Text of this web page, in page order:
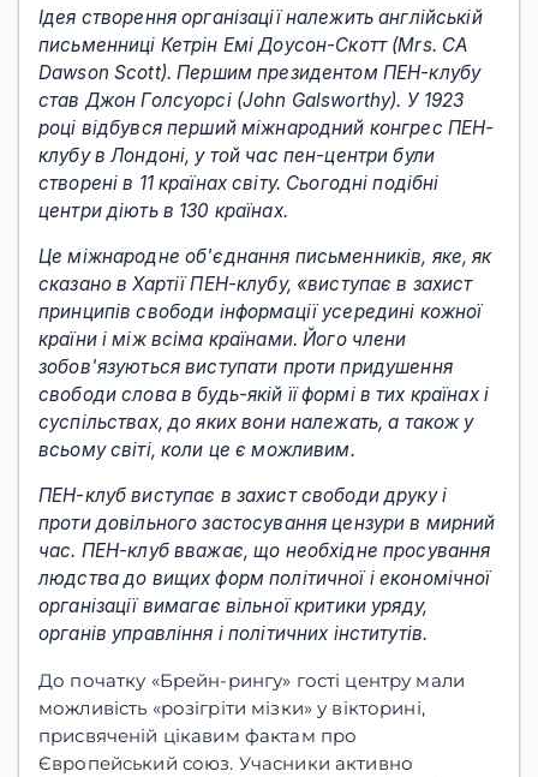
Ідея створення організації належить англійській
письменниці Кетрін Емі Доусон-Скотт (Mrs. CA
Dawson Scott). Першим президентом ПЕН-клубу
став Джон Голсуорсі (John Galsworthy). У 1923
році відбувся перший міжнародний конгрес ПЕН-
клубу в Лондоні, у той час пен-центри були
створені в 11 країнах світу. Сьогодні подібні
центри діють в 130 країнах.
Це міжнародне об'єднання письменників, яке, як
сказано в Хартії ПЕН-клубу, «виступає в захист
принципів свободи інформації усередині кожної
країни і між всіма країнами. Його члени
зобов'язуються виступати проти придушення
свободи слова в будь-якій її формі в тих країнах і
суспільствах, до яких вони належать, а також у
всьому світі, коли це є можливим.
ПЕН-клуб виступає в захист свободи друку і
проти довільного застосування цензури в мирний
час. ПЕН-клуб вважає, що необхідне просування
людства до вищих форм політичної і економічної
організації вимагає вільної критики уряду,
органів управління і політичних інститутів.
До початку «Брейн-рингу» гості центру мали
можливість «розігріти мізки» у вікторині,
присвяченій цікавим фактам про
Європейський союз. Учасники активно